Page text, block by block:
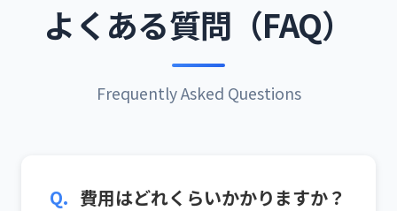
よくある質問（FAQ）
Frequently Asked Questions
Q. 費用はどれくらいかかりますか？